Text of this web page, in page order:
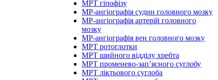
МРТ гіпофізу
МР-ангіографія судин головного мозку
МР-ангіографія артерій головного
мозку
МР-ангіографія вен головного мозку
МРТ ротоглотки
МРТ шийного відділу хребта
МРТ променево-зап’ясного суглобу
МРТ ліктьового суглоба